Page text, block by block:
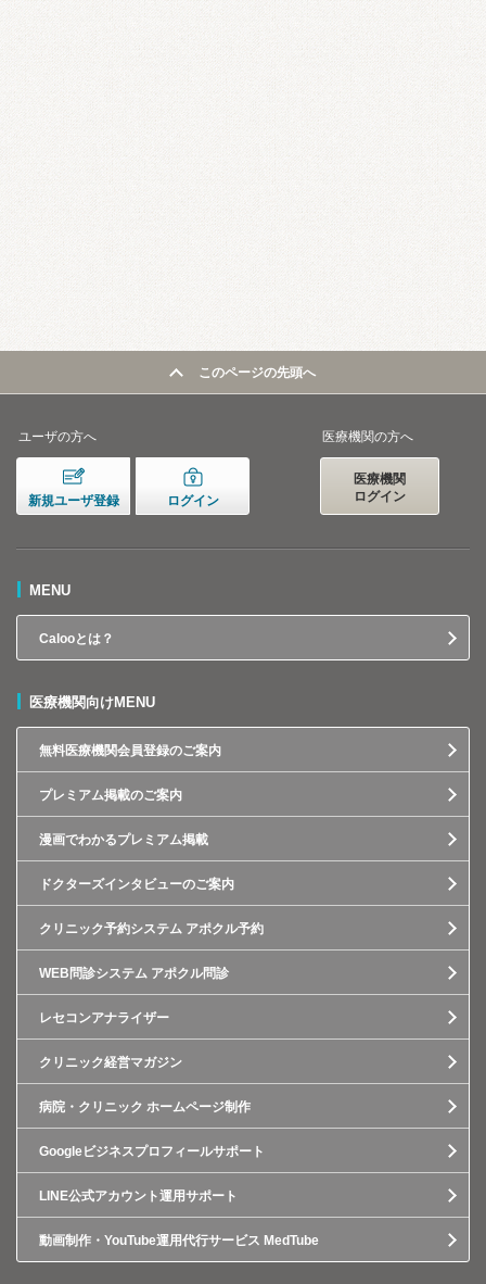
このページの先頭へ
ユーザの方へ
新規ユーザ登録 ログイン
医療機関の方へ
医療機関
ログイン
MENU
Calooとは？
医療機関向けMENU
無料医療機関会員登録のご案内
プレミアム掲載のご案内
漫画でわかるプレミアム掲載
ドクターズインタビューのご案内
クリニック予約システム アポクル予約
WEB問診システム アポクル問診
レセコンアナライザー
クリニック経営マガジン
病院・クリニック ホームページ制作
Googleビジネスプロフィールサポート
LINE公式アカウント運用サポート
動画制作・YouTube運用代行サービス MedTube